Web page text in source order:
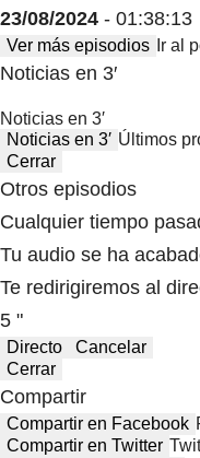
23/08/2024 - 01:38:13
Ver más episodios Ir al
Noticias en 3′
Noticias en 3′
Noticias en 3′ Últimos
Cerrar
Otros episodios
Cualquier tiempo
Tu audio se ha
Te redirigiremos al
5 "
Directo
Cancelar
Cerrar
Compartir
Compartir en Facebook
Compartir en Twitter